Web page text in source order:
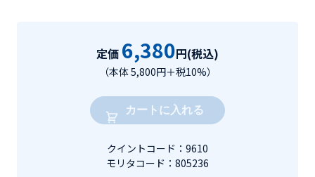
定価 6,380円(税込)
（本体 5,800円＋税10%）
カートに入れる
クイントコード：9610
モリタコード：805236